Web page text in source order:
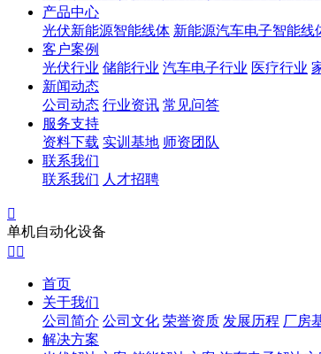
产品中心
光伏新能源智能线体 新能源汽车电子智能线
客户案例
光伏行业 储能行业 汽车电子行业 医疗行业
新闻动态
公司动态 行业资讯 常见问答
服务支持
资料下载 实训基地 师资团队
联系我们
联系我们 人才招聘

单机自动化设备
 
首页
关于我们
公司简介 公司文化 荣誉资质 发展历程 厂房
解决方案